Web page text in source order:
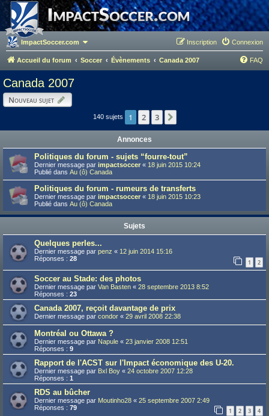
ImpactSoccer.com Connexion
Inscription
Accueil du forum Soccer Évènements Canada 2007 FAQ
Canada 2007
Nouveau sujet
140 sujets 1 2 3
Annonces
Politiques du forum - sujets “fourre-tout”
Dernier message par impactsoccer « 18 juin 2015 10:24
Publié dans Au (ô) Canada
Politiques du forum - rumeurs de transferts
Dernier message par impactsoccer « 18 juin 2015 10:23
Publié dans Au (ô) Canada
Sujets
Quelques perles...
Dernier message par penz « 12 juin 2014 15:16
Réponses : 28 1 2
Soccer au Stade: des photos
Dernier message par Van Basten « 28 septembre 2013 8:52
Réponses : 23
Canada 2007, reçoit davantage de prix
Dernier message par condor « 29 avril 2008 22:38
Montréal ou Ottawa ?
Dernier message par Napule « 23 janvier 2008 12:51
Réponses : 9
Rapport de l'ACST sur l'Impact économique des U-20.
Dernier message par Bxl Boy « 24 octobre 2007 12:28
Réponses : 1
RDS au bûcher
Dernier message par Moutinho28 « 25 septembre 2007 2:49
Réponses : 79 1 2 3 4